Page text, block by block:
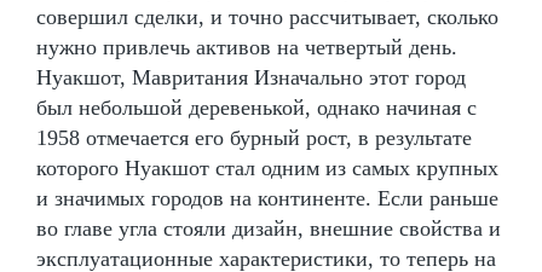
совершил сделки, и точно рассчитывает, сколько
нужно привлечь активов на четвертый день.
Нуакшот, Мавритания Изначально этот город
был небольшой деревенькой, однако начиная с
1958 отмечается его бурный рост, в результате
которого Нуакшот стал одним из самых крупных
и значимых городов на континенте. Если раньше
во главе угла стояли дизайн, внешние свойства и
эксплуатационные характеристики, то теперь на